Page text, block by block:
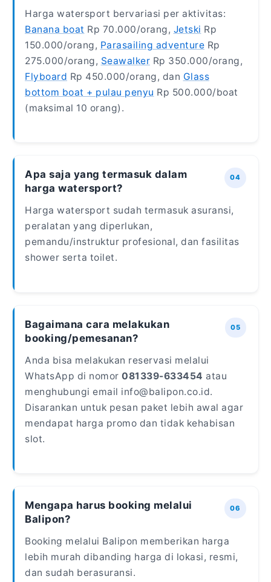
Harga watersport bervariasi per aktivitas:
Banana boat Rp 70.000/orang, Jetski Rp
150.000/orang, Parasailing adventure Rp
275.000/orang, Seawalker Rp 350.000/orang,
Flyboard Rp 450.000/orang, dan Glass
bottom boat + pulau penyu Rp 500.000/boat
(maksimal 10 orang).
Apa saja yang termasuk dalam
harga watersport?
Harga watersport sudah termasuk asuransi,
peralatan yang diperlukan,
pemandu/instruktur profesional, dan fasilitas
shower serta toilet.
Bagaimana cara melakukan
booking/pemesanan?
Anda bisa melakukan reservasi melalui
WhatsApp di nomor 081339-633454 atau
menghubungi email info@balipon.co.id.
Disarankan untuk pesan paket lebih awal agar
mendapat harga promo dan tidak kehabisan
slot.
Mengapa harus booking melalui
Balipon?
Booking melalui Balipon memberikan harga
lebih murah dibanding harga di lokasi, resmi,
dan sudah berasuransi.